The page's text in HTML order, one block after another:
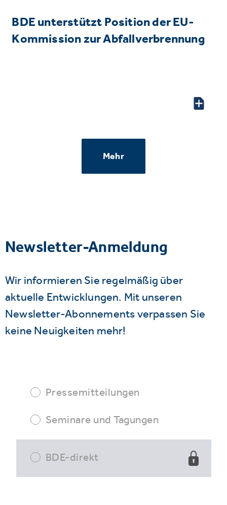
BDE unterstützt Position der EU-
Kommission zur Abfallverbrennung
Mehr
Newsletter-Anmeldung
Wir informieren Sie regelmäßig über
aktuelle Entwicklungen. Mit unseren
Newsletter-Abonnements verpassen Sie
keine Neuigkeiten mehr!
Pressemitteilungen
Seminare und Tagungen
BDE-direkt